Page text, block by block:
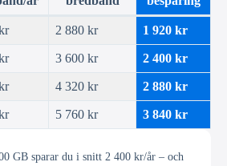
2 880 kr 1 920 kr
3 600 kr 2 400 kr
4 320 kr 2 880 kr
5 760 kr 3 840 kr
GB sparar du i snitt 2 400 kr/år – och